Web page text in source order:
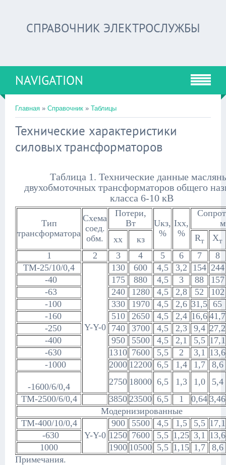
СПРАВОЧНИК ЭЛЕКТРОСЛУЖБЫ
NAVIGATION
Главная » Справочник » Таблицы
Технические характеристики
силовых трансформаторов
Таблица 1. Технические данные
двухобмоточных трансформаторов общего
класса 6-10 кВ
Тип
трансформатора
Схема
соед.
обм.
Потери,
Вт
Uкз,
%
Iхх,
%
хх
кз Rт Хт
1 2 3 4 5 6 7
8
ТМ-25/10/0,4
Y-Y-0
130 600 4,5 3,2 154 244
-40
175 880 4,5 3 88
157
-63
240 1280 4,5 2,8 52
102
-100
330 1970 4,5 2,6 31,5 65
-160
510 2650 4,5 2,4 16,6 41,7
-250
740 3700 4,5 2,3 9,4 27,2
-400
950 5500 4,5 2,1 5,5 17,1
-630
1310 7600 5,5 2 3,1 13,6
-1000
2000 12200 6,5 1,4 1,7 8,6
-1600/6/0,4 2750 18000 6,5 1,3 1,0
5,4
ТМ-2500/6/0,4
3850 23500 6,5 1 0,64 3,46
Модернизированные
ТМ-400/10/0,4
Y-Y-0
900 5500 4,5 1,5 5,5 17,1
-630
1250 7600 5,5 1,25 3,1 13,6
1000
1900 10500 5,5 1,15 1,7
8,6
Примечания.